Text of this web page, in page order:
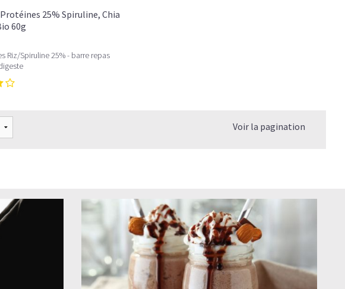
25% Spiruline, Chia
60g
Riz/Spiruline 25% - barre repas
Voir la pagination